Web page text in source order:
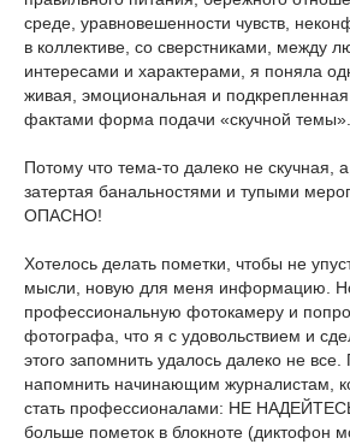
среде, уравновешенности чувств,
в коллективе, со сверстниками, между
интересами и характерами, я поняла
живая, эмоциональная и
фактами форма подачи «скучной темы».
Потому что тема-то далеко не скучная,
затертая банальностями и тупыми
ОПАСНО!
Хотелось делать пометки, чтобы не
мысли, новую для меня информацию.
профессиональную фотокамеру и
фотографа, что я с удовольствием и
этого запомнить удалось далеко не все.
напомнить начинающим журналистам,
стать профессионалами: НЕ
больше пометок в блокноте (диктофон